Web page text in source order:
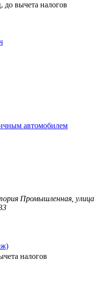
до вычета налогов
автомобилем
Промышленная, улица
налогов